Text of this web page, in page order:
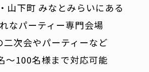
山下町 みなとみらいにある
なパーティー専門会場
二次会やパーティーなど
〜100名様まで対応可能